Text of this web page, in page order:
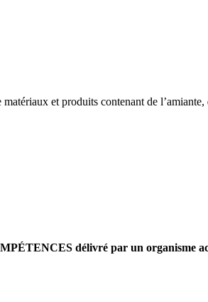
et produits contenant de
délivré par un organisme